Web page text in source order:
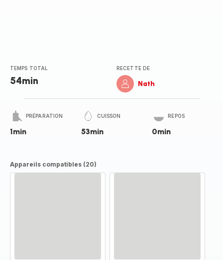
TEMPS TOTAL
54min
RECETTE DE
Nath
PRÉPARATION
1min
CUISSON
53min
REPOS
0min
Appareils compatibles (20)